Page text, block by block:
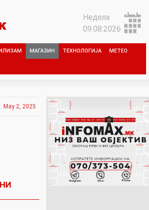
Недела
09.08.2026
МАГАЗИН ТЕХНОЛОГИЈА МЕТЕО
May 2, 2025